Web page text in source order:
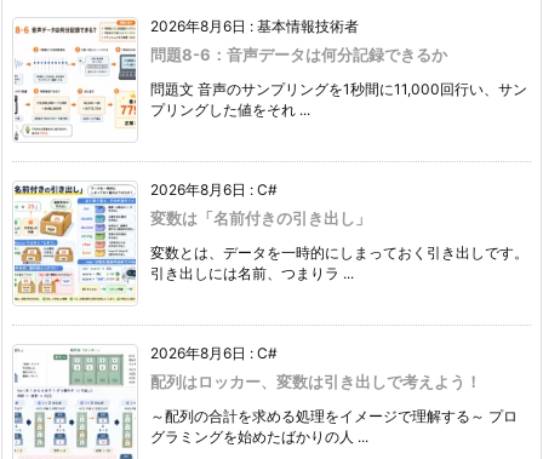
2026年8月6日 : 基本情報技術者
問題8-6：音声データは何分記録できるか
問題文 音声のサンプリングを1秒間に11,000回行い、サン
プリングした値をそれ ...
2026年8月6日 : C#
変数は「名前付きの引き出し」
変数とは、データを一時的にしまっておく引き出しです。
引き出しには名前、つまりラ ...
2026年8月6日 : C#
配列はロッカー、変数は引き出しで考えよう！
～配列の合計を求める処理をイメージで理解する～ プロ
グラミングを始めたばかりの人 ...